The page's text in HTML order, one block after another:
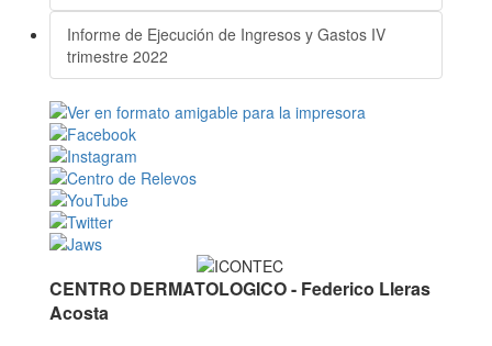
Informe de Ejecución de Ingresos y Gastos IV
trimestre 2022
CENTRO DERMATOLOGICO - Federico Lleras
Acosta